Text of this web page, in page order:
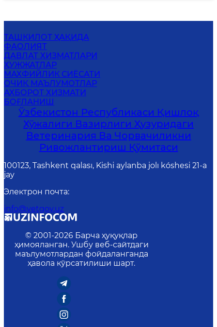
ТАШКИЛОТ ҲАҚИДА
ФАОЛИЯТ
ДАВЛАТ ХИЗМАТЛАРИ
ҲУЖЖАТЛАР
МАХФИЙЛИК СИЁСАТИ
ОЧИҚ МАЪЛУМОТЛАР
АХБОРОТ ХИЗМАТИ
БОҒЛАНИШ
Ўзбекистон Республикаси Қишлоқ
Хўжалиги Вазирлиги Ҳузуридаги
Ветеринария Ва Чорвачиликни
Ривожлантириш Қўмитаси
100123, Tashkent qalası, Kishi aylanba jolı kóshesi 21-a
jay
Электрон почта:
info@vetgov.uz
© 2001-2026 Барча ҳуқуқлар
ҳимояланган. Ушбу веб-сайтдаги
маълумотлардан фойдаланганда
ҳавола кўрсатилиши шарт.